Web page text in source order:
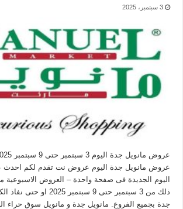
3 سبتمبر، 2025
عروض مانويل جدة اليوم عروض نت تقدم لكم احدث
اليوم الجديدة فى صفحة واحدة – العروض الاسبوعية
ذلك من 3 سبتمبر حتى 9 سبتمبر
جدة بجميع الفروع. مانويل جدة و مانويل سوق حراء